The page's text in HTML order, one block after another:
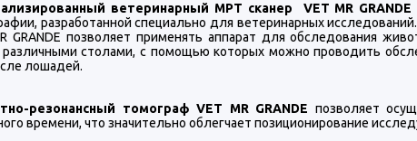
ветеринарный МРТ сканер VET MR GRANDE
разработанной специально для ветеринарных
GRANDE позволяет применять аппарат для обследования
столами, с помощью которых можно проводить
лошадей.
резонансный томограф VET MR GRANDE позволяет
времени, что значительно облегчает позиционирование